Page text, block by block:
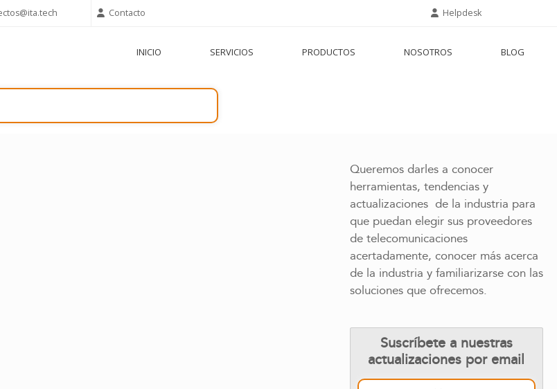
Contacto Helpdesk
INICIO SERVICIOS PRODUCTOS NOSOTROS BLOG
Queremos darles a conocer
herramientas, tendencias y
actualizaciones de la industria para
que puedan elegir sus proveedores
de telecomunicaciones
acertadamente, conocer más acerca
de la industria y familiarizarse con las
soluciones que ofrecemos.
Suscríbete a nuestras
actualizaciones por email